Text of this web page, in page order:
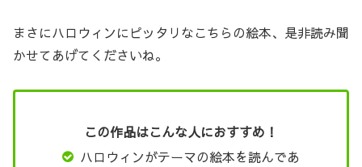
まさにハロウィンにピッタリなこちらの絵本、是非読み聞
かせてあげてくださいね。
この作品はこんな人におすすめ！
ハロウィンがテーマの絵本を読んであ